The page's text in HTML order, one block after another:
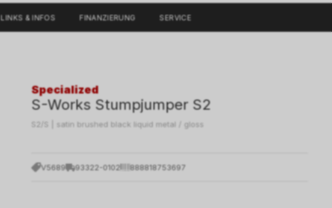
LINKS & INFOS FINANZIERUNG SERVICE
Specialized
S-Works Stumpjumper S2
S2/S | satin brushed black liquid metal / gloss
V5689 93322-0102 888818753697